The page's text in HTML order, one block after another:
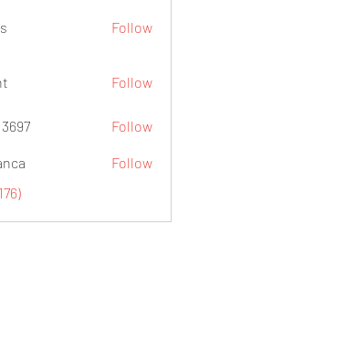
Follow
Follow
Follow
Follow